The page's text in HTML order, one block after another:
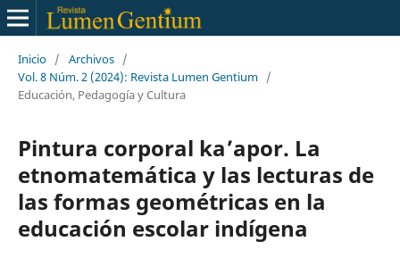
Inicio / Archivos /
Vol. 8 Núm. 2 (2024): Revista Lumen Gentium /
Educación, Pedagogía y Cultura
Pintura corporal ka’apor. La
etnomatemática y las lecturas de
las formas geométricas en la
educación escolar indígena